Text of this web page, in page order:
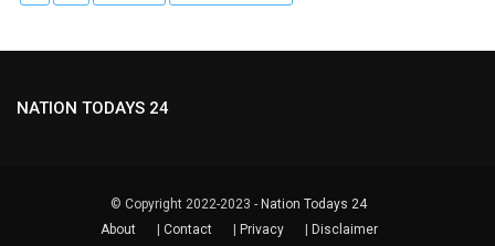
NATION TODAYS 24
© Copyright 2022-2023 - Nation Todays 24
About
Contact Privacy Disclaimer